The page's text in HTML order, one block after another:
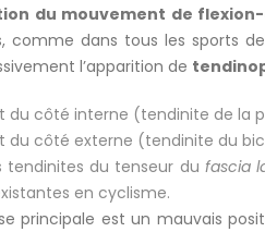
du mouvement de
comme dans tous les sports
l’apparition de
du côté interne (tendinite de la
du côté externe (tendinite du
tendinites du tenseur du fascia
en cyclisme.
principale est un mauvais